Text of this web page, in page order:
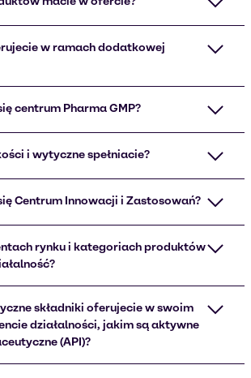
w ramach dodatkowej
centrum Pharma GMP?
i wytyczne spełniacie?
Centrum Innowacji i Zastosowań?
rynku i kategoriach produktów
składniki oferujecie w swoim
działalności, jakim są aktywne
(API)?